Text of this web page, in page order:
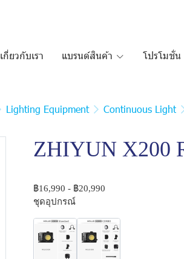
เกี่ยวกับเรา แบรนด์สินค้า โปรโมชั่น
Lighting Equipment Continuous Light
ZHIYUN X200
฿16,990 - ฿20,990
ชุดอุปกรณ์